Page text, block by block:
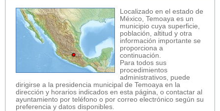
Localizado en el estado de
México, Temoaya es un
municipio cuya superficie,
población, altitud y otra
información importante se
proporciona a
continuación.
Para todos sus
procedimientos
administrativos, puede
dirigirse a la presidencia municipal de Temoaya en la
dirección y horarios indicados en esta página, o contactar al
ayuntamiento por teléfono o por correo electrónico según su
preferencia y datos disponibles.